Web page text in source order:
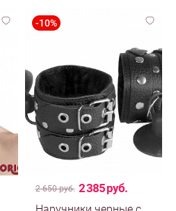
2 385 руб.
2 650 руб.